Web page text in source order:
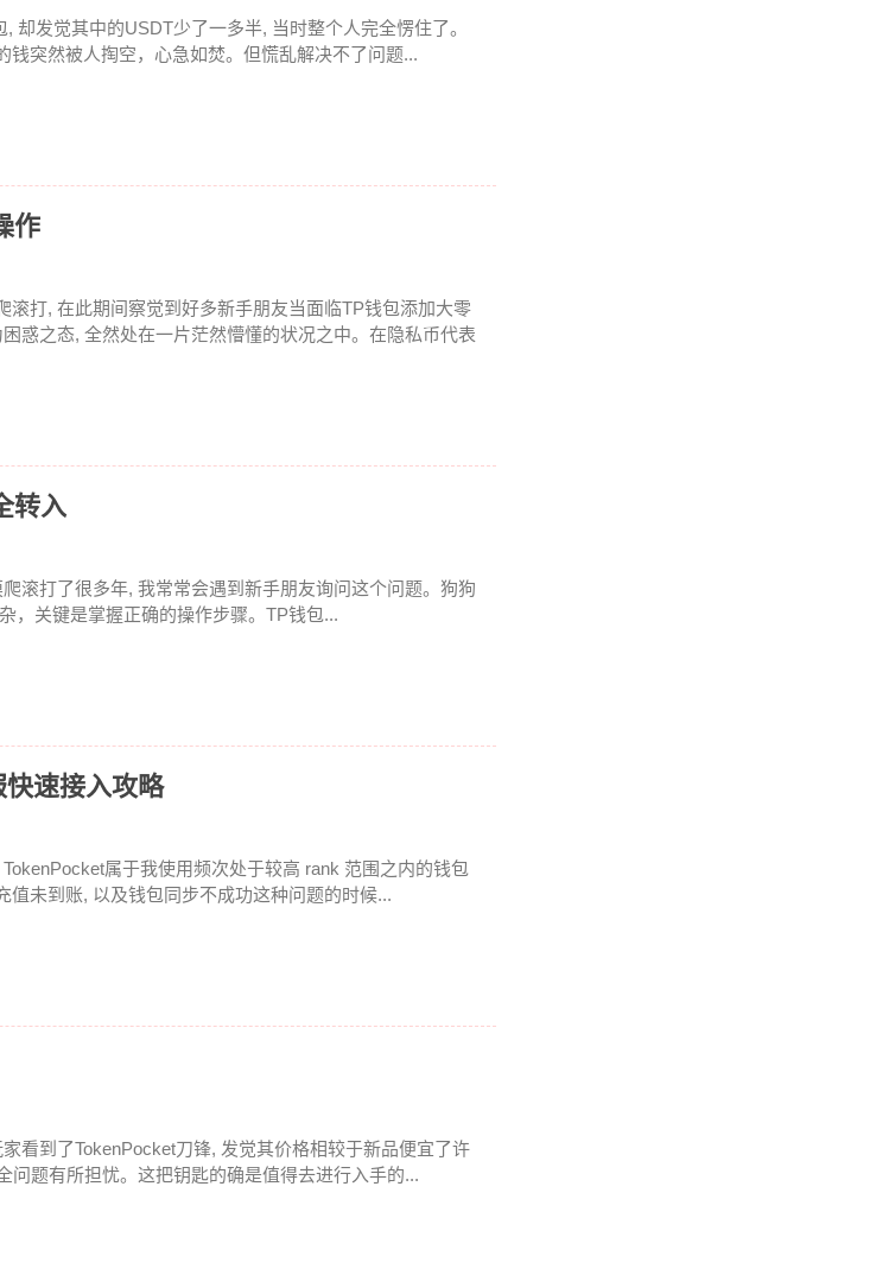
却发觉其中的USDT少了一多半, 当时整个人完全愣住了。
钱突然被人掏空，心急如焚。但慌乱解决不了问题...
作
滚打, 在此期间察觉到好多新手朋友当面临TP钱包添加大零
惑之态, 全然处在一片茫然懵懂的状况之中。在隐私币代表
转入
滚打了很多年, 我常常会遇到新手朋友询问这个问题。狗狗
，关键是掌握正确的操作步骤。TP钱包...
速接入攻略
属于我使用频次处于较高 rank 范围之内的钱包
值未到账, 以及钱包同步不成功这种问题的时候...
看到了TokenPocket刀锋, 发觉其价格相较于新品便宜了许
问题有所担忧。这把钥匙的确是值得去进行入手的...